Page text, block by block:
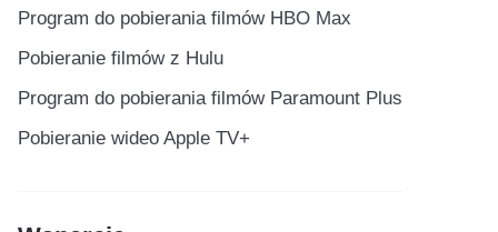
Program do pobierania filmów HBO Max
Pobieranie filmów z Hulu
Program do pobierania filmów Paramount Plus
Pobieranie wideo Apple TV+